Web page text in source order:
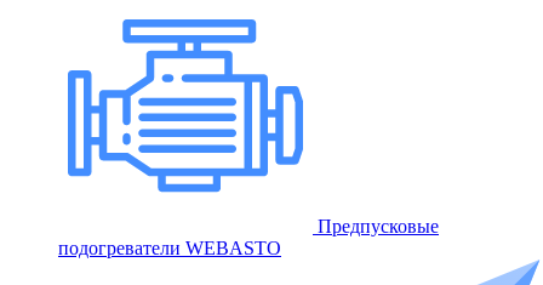
Предпусковые
подогреватели WEBASTO